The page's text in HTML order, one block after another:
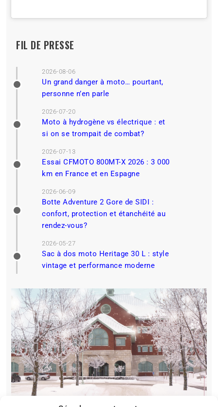
FIL DE PRESSE
2026-08-06
Un grand danger à moto… pourtant,
personne n’en parle
2026-07-20
Moto à hydrogène vs électrique : et
si on se trompait de combat?
2026-07-13
Essai CFMOTO 800MT-X 2026 : 3 000
km en France et en Espagne
2026-06-09
Botte Adventure 2 Gore de SIDI :
confort, protection et étanchéité au
rendez-vous?
2026-05-27
Sac à dos moto Heritage 30 L : style
vintage et performance moderne